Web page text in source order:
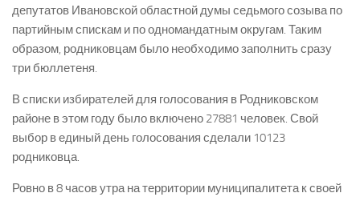
депутатов Ивановской областной думы седьмого созыва по
партийным спискам и по одномандатным округам. Таким
образом, родниковцам было необходимо заполнить сразу
три бюллетеня.
В списки избирателей для голосования в Родниковском
районе в этом году было включено 27881 человек. Свой
выбор в единый день голосования сделали 10123
родниковца.
Ровно в 8 часов утра на территории муниципалитета к своей